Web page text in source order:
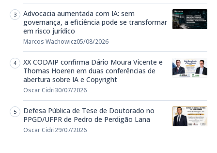
Advocacia aumentada com IA: sem
governança, a eficiência pode se transformar
em risco jurídico
Marcos Wachowicz05/08/2026
XX CODAIP confirma Dário Moura Vicente e
Thomas Hoeren em duas conferências de
abertura sobre IA e Copyright
Oscar Cidri30/07/2026
Defesa Pública de Tese de Doutorado no
PPGD/UFPR de Pedro de Perdigão Lana
Oscar Cidri29/07/2026